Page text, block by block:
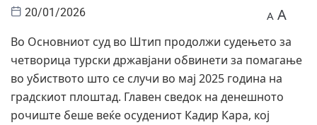
20/01/2026 A A
Во Основниот суд во Штип продолжи судењето за
четворица турски државјани обвинети за помагање
во убиството што се случи во мај 2025 година на
градскиот плоштад. Главен сведок на денешното
рочиште беше веќе осудениот Кадир Кара, кој